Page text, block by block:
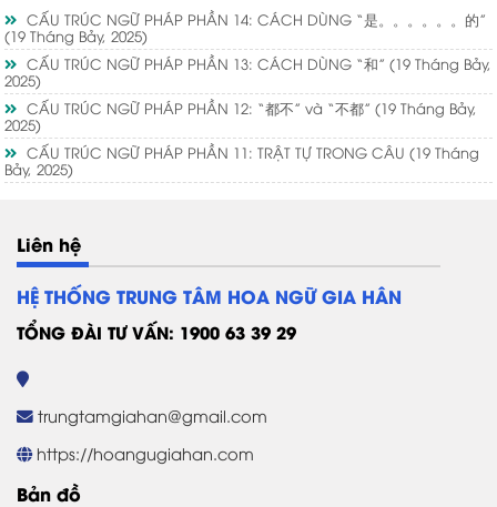
CẤU TRÚC NGỮ PHÁP PHẦN 14: CÁCH DÙNG “是。。。。。。的”
(19 Tháng Bảy, 2025)
CẤU TRÚC NGỮ PHÁP PHẦN 13: CÁCH DÙNG “和”(19 Tháng Bảy,
2025)
CẤU TRÚC NGỮ PHÁP PHẦN 12: “都不” và “不都”(19 Tháng Bảy,
2025)
CẤU TRÚC NGỮ PHÁP PHẦN 11: TRẬT TỰ TRONG CÂU(19 Tháng
Bảy, 2025)
Liên hệ
HỆ THỐNG TRUNG TÂM HOA NGỮ GIA HÂN
TỔNG ĐÀI TƯ VẤN: 1900 63 39 29
trungtamgiahan@gmail.com
https://hoangugiahan.com
Bản đồ